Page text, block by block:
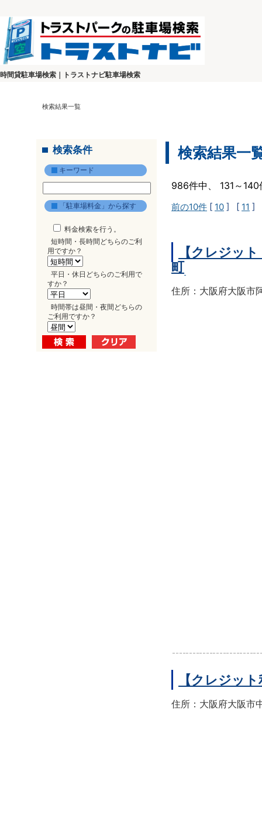
時間貸駐車場検索｜トラストナビ駐車場検索
検索結果一覧
検索条件
キーワード
「駐車場料金」から探す
料金検索を行う。
短時間・長時間どちらのご利
用ですか？
平日・休日どちらのご利用で
すか？
時間帯は昼間・夜間どちらの
ご利用ですか？
検索結果一
986件中、 131～
前の10件 [ 10 ] [ 11 ]
【クレジッ
町
住所：大阪府大阪市
【クレジッ
住所：大阪府大阪市